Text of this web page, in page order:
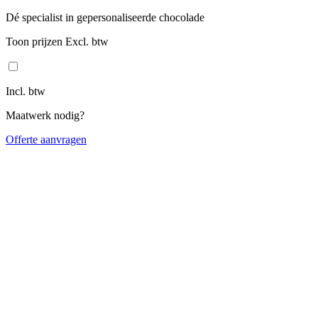
Dé specialist in gepersonaliseerde chocolade
Toon prijzen Excl. btw
Incl. btw
Maatwerk nodig?
Offerte aanvragen